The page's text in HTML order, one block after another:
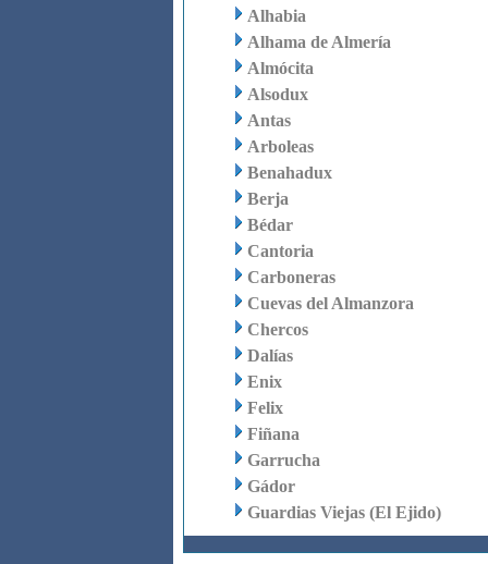
Alhabia
Alhama de Almería
Almócita
Alsodux
Antas
Arboleas
Benahadux
Berja
Bédar
Cantoria
Carboneras
Cuevas del Almanzora
Chercos
Dalías
Enix
Felix
Fiñana
Garrucha
Gádor
Guardias Viejas (El Ejido)